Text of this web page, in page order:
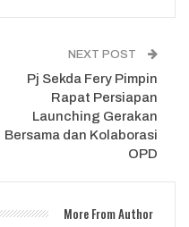
NEXT POST
Pj Sekda Fery Pimpin
Rapat Persiapan
Launching Gerakan
Bersama dan Kolaborasi
OPD
More From Author